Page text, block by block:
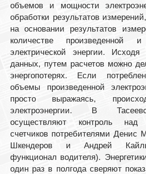
объемов и мощности
обработки результатов
на основании результатов
количестве произведенной и
электрической энергии.
данных, путем расчетов можно
энергопотерях. Если
объемы произведенной
просто выражаясь,
электроэнергии. В
осуществляют контроль над
счетчиков потребителями Денис
Шкендеров и Андрей
функционал водителя).
один раз в полгода сверяют